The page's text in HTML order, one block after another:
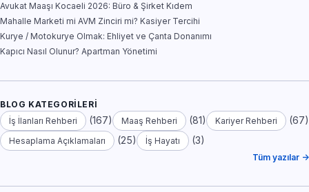
Avukat Maaşı Kocaeli 2026: Büro & Şirket Kıdem
Mahalle Marketi mi AVM Zinciri mi? Kasiyer Tercihi
Kurye / Motokurye Olmak: Ehliyet ve Çanta Donanımı
Kapıcı Nasıl Olunur? Apartman Yönetimi
BLOG KATEGORILERI
İş İlanları Rehberi
(167) Maaş Rehberi (81) Kariyer Rehberi (67)
Hesaplama Açıklamaları (25) İş Hayatı (3)
Tüm yazılar →